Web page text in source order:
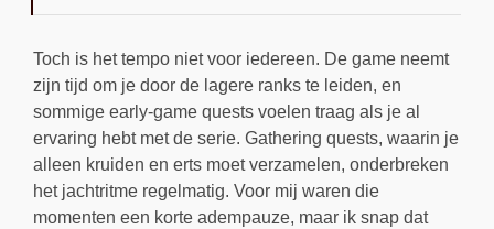
Toch is het tempo niet voor iedereen. De game neemt
zijn tijd om je door de lagere ranks te leiden, en
sommige early-game quests voelen traag als je al
ervaring hebt met de serie. Gathering quests, waarin je
alleen kruiden en erts moet verzamelen, onderbreken
het jachtritme regelmatig. Voor mij waren die
momenten een korte adempauze, maar ik snap dat